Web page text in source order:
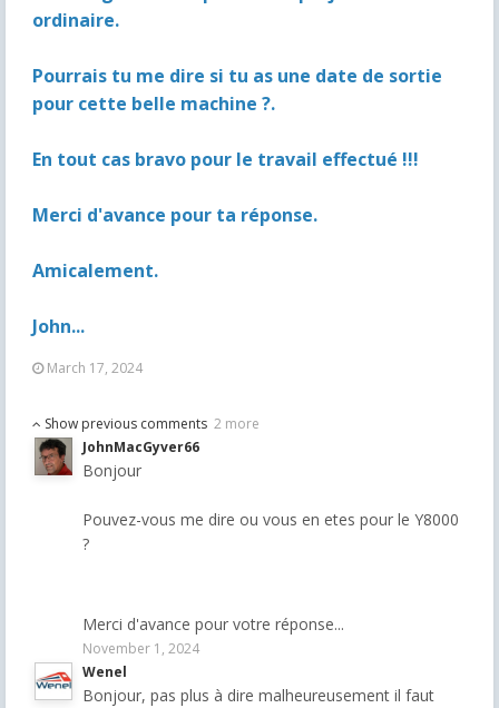
ordinaire.
Pourrais tu me dire si tu as une date de sortie
pour cette belle machine ?.
En tout cas bravo pour le travail effectué !!!
Merci d'avance pour ta réponse.
Amicalement.
John...
March 17, 2024
Show previous comments 2 more
JohnMacGyver66
Bonjour
Pouvez-vous me dire ou vous en etes pour le Y8000
?
Merci d'avance pour votre réponse...
November 1, 2024
Wenel
Bonjour, pas plus à dire malheureusement il faut